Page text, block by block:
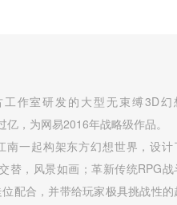
工作室研发的大型无束缚3D幻
，为网易2016年战略级作品。
南一起构架东方幻想世界，设计
替，风景如画；革新传统RPG战
配合，并带给玩家极具挑战性的